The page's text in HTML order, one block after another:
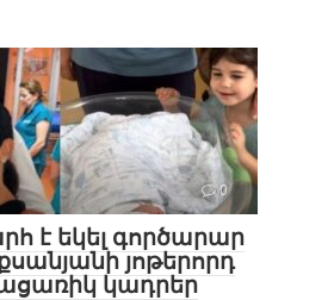
0
է եկել գործարար
յոթերորդ
կադրեր